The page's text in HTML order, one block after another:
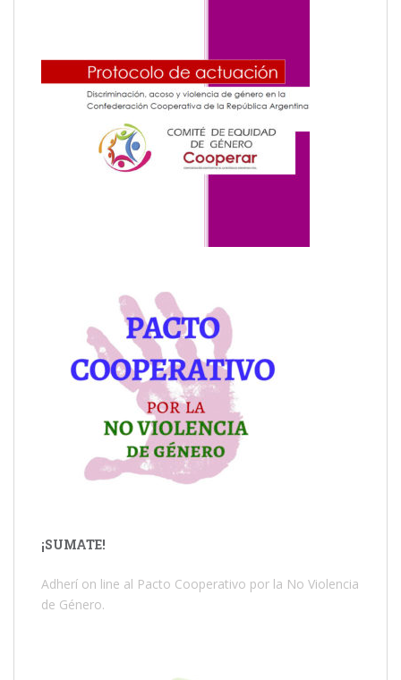
¡SUMATE!
Adherí on line al Pacto Cooperativo por la No Violencia
de Género.